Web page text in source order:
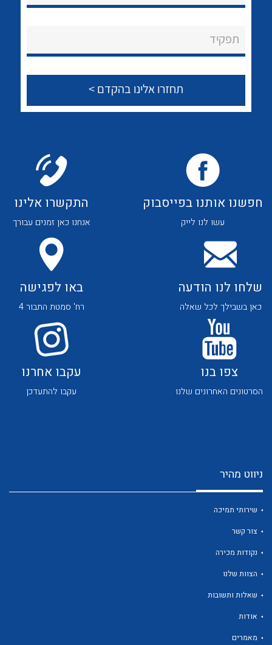
About Ateka Ltd.
לכל מוצרי היצרן לכל מוצרי היצרן
לכל מוצרי היצרן לכל מוצרי היצרן
לכל מוצרי היצרן לכל מוצרי היצרן
לכל מוצרי היצרן לכל מוצרי היצרן
תפקיד
חפשנו אותנו בפייסבוק
עשו לנו לייק
התקשרו אלינו
אנחנו כאן זמנים עבורך
שלחו לנו הודעה
כאן בשבילך לכל שאלה
באו לפגישה
רח' סמטת התבור 4
צפו בנו
הסרטונים האחרונים שלנו
עקבו אחרנו
עקבו להתעדכן
ניווט מהיר
שירותי תמיכה
צור קשר
נקודות מכירה
הצוות שלנו
שאלות ותשובות
אודות
מאמרים